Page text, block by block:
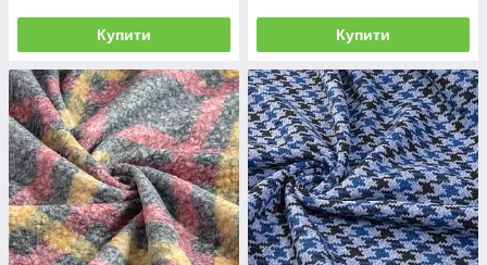
Купити Купити